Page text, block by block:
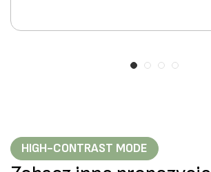
HIGH-CONTRAST MODE